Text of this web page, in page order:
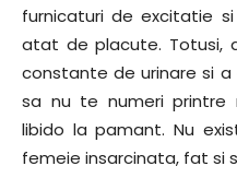
furnicaturi de excitatie
atat de placute. Totusi,
constante de urinare si
sa nu te numeri printre
libido la pamant. Nu
femeie insarcinata, fat si